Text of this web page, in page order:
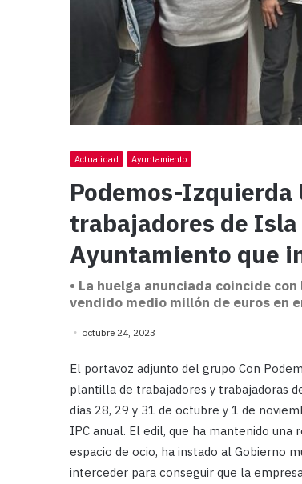
Actualidad Ayuntamiento
Podemos-Izquierda
trabajadores de
Ayuntamiento que
• La huelga anunciada coincide
vendido medio millón de euros en
octubre 24, 2023
El portavoz adjunto del grupo Con
plantilla de trabajadores y trabajadoras
días 28, 29 y 31 de octubre y 1 de
IPC anual. El edil, que ha mantenido
espacio de ocio, ha instado al Gobierno
interceder para conseguir que la